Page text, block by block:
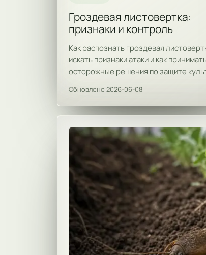
Гроздевая листовертка:
признаки и контроль
Как распознать гроздевая
искать признаки атаки и как
осторожные решения по защите
Обновлено 2026-06-08